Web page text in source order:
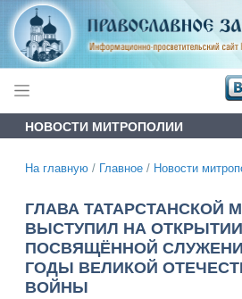
НОВОСТИ МИТРОПОЛИИ
На главную / Главное / Новости
ГЛАВА ТАТАРСТАНСКОЙ
ВЫСТУПИЛ НА
ПОСВЯЩЁННОЙ
ГОДЫ ВЕЛИКОЙ
ВОЙНЫ